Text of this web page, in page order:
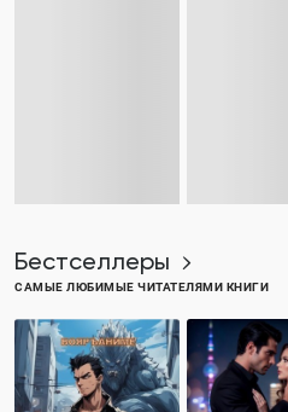
Бестселлеры
САМЫЕ ЛЮБИМЫЕ ЧИТАТЕЛЯМИ КНИГИ